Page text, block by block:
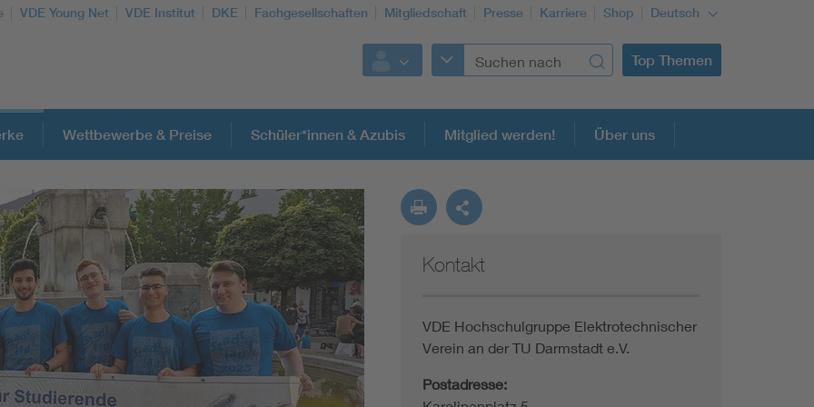
VDE Young Net VDE Institut DKE Fachgesellschaften Mitgliedschaft Presse Karriere Shop Deutsch
Top Themen
Weitere Themen
Assisted Living
Electromobility
Energy efficiency
Building Services Engineering
Information and communications technology ICT
Wettbewerbe & Preise Schüler*innen & Azubis Mitglied werden! Über uns
Kontakt
VDE Hochschulgruppe Elektrotechnischer
Verein an der TU Darmstadt e.V.
Postadresse: